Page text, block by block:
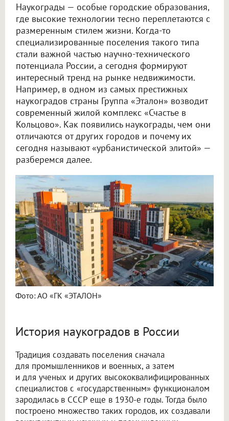
Наукограды — особые городские образования,
где высокие технологии тесно переплетаются с
размеренным стилем жизни. Когда-то
специализированные поселения такого типа
стали важной частью научно-технического
потенциала России, а сегодня формируют
интересный тренд на рынке недвижимости.
Например, в одном из самых престижных
наукоградов страны Группа «Эталон» возводит
современный жилой комплекс «Счастье в
Кольцово». Как появились наукограды, чем они
отличаются от других городов и почему их
сегодня называют «урбанистической элитой» —
разберемся далее.
Фото: АО «ГК «ЭТАЛОН»
История наукоградов в России
Традиция создавать поселения сначала
для промышленников и военных, а затем
и для ученых и других высококвалифицированных
специалистов с «государственным» функционалом
зародилась в СССР еще в 1930-е годы. Тогда было
построено множество таких городов, их создавали